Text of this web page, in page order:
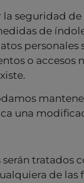
seguridad
de
personales
o accesos
una
de